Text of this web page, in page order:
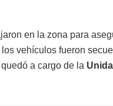
en la zona para
vehículos fueron
a cargo de la